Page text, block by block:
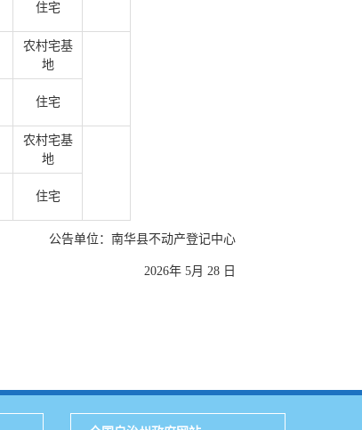
住宅
农村宅基
地
住宅
农村宅基
地
住宅
公告单位：南华县不动产登记中心
2026年 5月 28 日